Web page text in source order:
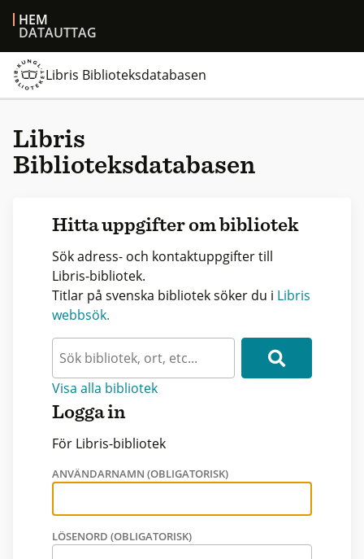
HEM
DATAUTTAG
Libris Biblioteksdatabasen
Libris
Biblioteksdatabasen
Hitta uppgifter om bibliotek
Sök adress- och kontaktuppgifter till
Libris-bibliotek.
Titlar på svenska bibliotek söker du i Libris
webbsök.
Visa alla bibliotek
Logga in
För Libris-bibliotek
ANVÄNDARNAMN (OBLIGATORISK)
LÖSENORD (OBLIGATORISK)